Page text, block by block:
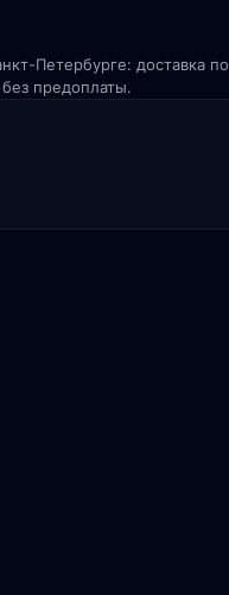
Петербурге: доставка по
предоплаты.